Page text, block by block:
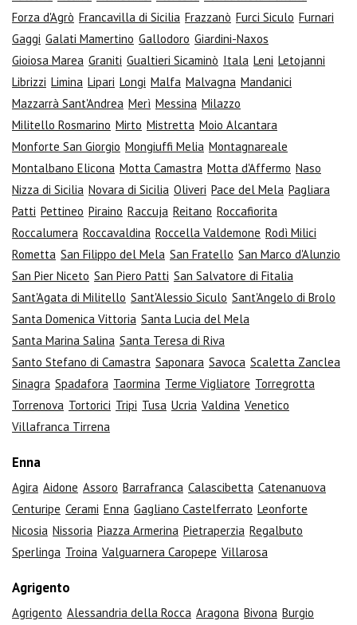
Forza d'Agrò Francavilla di Sicilia Frazzanò Furci Siculo Furnari
Gaggi Galati Mamertino Gallodoro Giardini-Naxos
Gioiosa Marea Graniti Gualtieri Sicaminò Itala Leni Letojanni
Librizzi Limina Lipari Longi Malfa Malvagna Mandanici
Mazzarrà Sant'Andrea Merì Messina Milazzo
Militello Rosmarino Mirto Mistretta Moio Alcantara
Monforte San Giorgio Mongiuffi Melia Montagnareale
Montalbano Elicona Motta Camastra Motta d'Affermo Naso
Nizza di Sicilia Novara di Sicilia Oliveri Pace del Mela Pagliara
Patti Pettineo Piraino Raccuja Reitano Roccafiorita
Roccalumera Roccavaldina Roccella Valdemone Rodì Milici
Rometta San Filippo del Mela San Fratello San Marco d'Alunzio
San Pier Niceto San Piero Patti San Salvatore di Fitalia
Sant'Agata di Militello Sant'Alessio Siculo Sant'Angelo di Brolo
Santa Domenica Vittoria Santa Lucia del Mela
Santa Marina Salina Santa Teresa di Riva
Santo Stefano di Camastra Saponara Savoca Scaletta Zanclea
Sinagra Spadafora Taormina Terme Vigliatore Torregrotta
Torrenova Tortorici Tripi Tusa Ucria Valdina Venetico
Villafranca Tirrena
Enna
Agira Aidone Assoro Barrafranca Calascibetta Catenanuova
Centuripe Cerami Enna Gagliano Castelferrato Leonforte
Nicosia Nissoria Piazza Armerina Pietraperzia Regalbuto
Sperlinga Troina Valguarnera Caropepe Villarosa
Agrigento
Agrigento Alessandria della Rocca Aragona Bivona Burgio